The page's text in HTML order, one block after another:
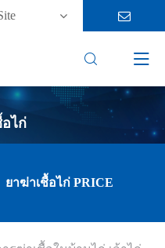
 
ไก่
ยาฆ่าเชื้อไก่ PRICE